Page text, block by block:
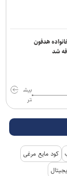
هدفون
بیش
تر
کود مایع مرغی